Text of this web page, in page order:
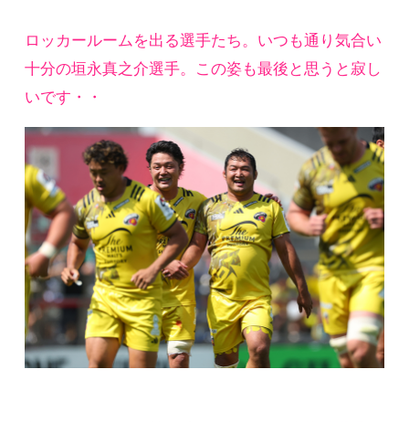
ロッカールームを出る選手たち。いつも通り気合い
十分の垣永真之介選手。この姿も最後と思うと寂し
いです・・